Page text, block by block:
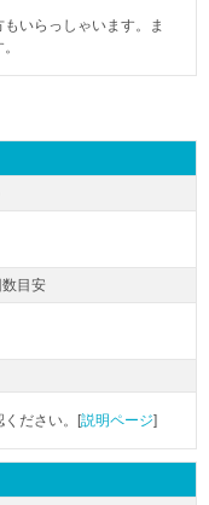
いらっしゃいます。ま
ください。[説明ページ]